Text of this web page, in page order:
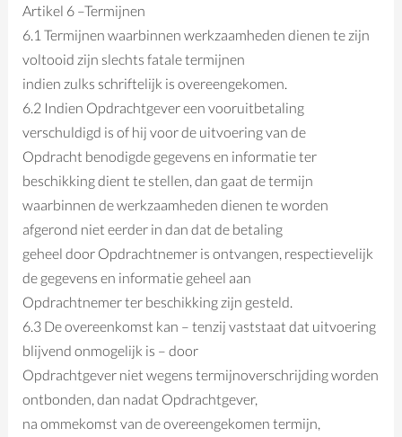
Artikel 6 –Termijnen
6.1 Termijnen waarbinnen werkzaamheden dienen te zijn
voltooid zijn slechts fatale termijnen
indien zulks schriftelijk is overeengekomen.
6.2 Indien Opdrachtgever een vooruitbetaling
verschuldigd is of hij voor de uitvoering van de
Opdracht benodigde gegevens en informatie ter
beschikking dient te stellen, dan gaat de termijn
waarbinnen de werkzaamheden dienen te worden
afgerond niet eerder in dan dat de betaling
geheel door Opdrachtnemer is ontvangen, respectievelijk
de gegevens en informatie geheel aan
Opdrachtnemer ter beschikking zijn gesteld.
6.3 De overeenkomst kan – tenzij vaststaat dat uitvoering
blijvend onmogelijk is – door
Opdrachtgever niet wegens termijnoverschrijding worden
ontbonden, dan nadat Opdrachtgever,
na ommekomst van de overeengekomen termijn,